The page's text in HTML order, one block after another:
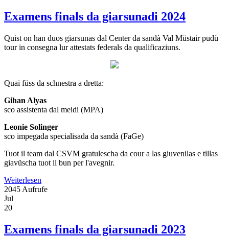
Examens finals da giarsunadi 2024
Quist on han duos giarsunas dal Center da sandà Val Müstair pudü
tour in consegna lur attestats federals da qualificaziuns.
Quai füss da schnestra a dretta:
Gihan Alyas
sco assistenta dal meidi (MPA)
Leonie Solinger
sco impegada specialisada da sandà (FaGe)
Tuot il team dal CSVM gratulescha da cour a las giuvenilas e tillas
giavüscha tuot il bun per l'avegnir.
Weiterlesen
2045 Aufrufe
Jul
20
Examens finals da giarsunadi 2023